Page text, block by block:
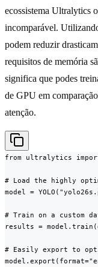
ecossistema Ultralytics
incomparável.
podem reduzir
requisitos de memória
significa que podes
de GPU em
atenção.
from ultralytics import
# Load the highly
model =
# Train on a custom
results =
# Easily export to